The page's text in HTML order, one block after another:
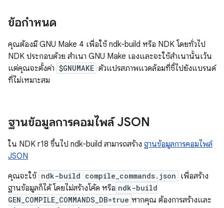
ข้อกำหนด
คุณต้องมี GNU Make 4 เพื่อใช้ ndk-build หรือ NDK โดยทั่วไป
NDK ประกอบด้วย สำเนา GNU Make เองและจะใช้สำเนานั้นเว้น
แต่คุณจะตั้งค่า $GNUMAKE ตัวแปรสภาพแวดล้อมที่ชี้ไปยังแบรนด์
ที่ไม่เหมาะสม
ฐานข้อมูลการคอมไพล์ JSON
ใน NDK r18 ขึ้นไป ndk-build สามารถสร้าง ฐานข้อมูลการคอมไพล์
JSON
คุณจะใช้ ndk-build compile_commands.json เพื่อสร้าง
ฐานข้อมูลก็ได้ โดยไม่สร้างโค้ด หรือ ndk-build
GEN_COMPILE_COMMANDS_DB=true หากคุณ ต้องการสร้างและ